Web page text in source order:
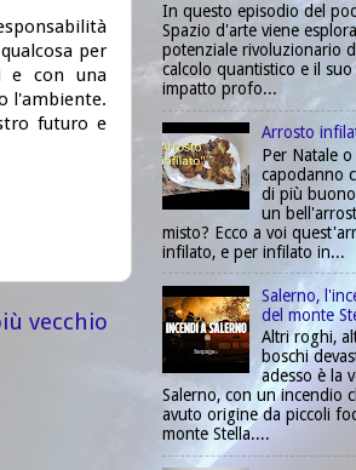
per
e con una
l'ambiente.
futuro e
vecchio
In questo episodio del
Spazio d'arte viene
potenziale rivoluzionario
calcolo quantistico e il suo
impatto profo...
Arrosto
Per Natale
capodanno
di più
un
misto? Ecco a voi
infilato, e per infilato in...
Salerno,
del monte
Altri roghi,
boschi
adesso è la
Salerno, con un incendio
avuto origine da piccoli
monte Stella....